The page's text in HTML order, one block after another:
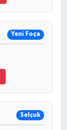
Yeni Foça
Selçuk